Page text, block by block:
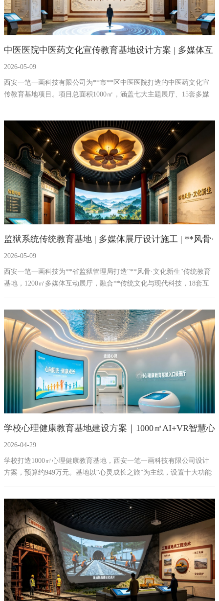
中医医院中医药文化宣传教育基地设计方案 | 多媒体互
动展厅施工公司西安一笔一画
2026-05-09
西安一笔一画科技有限公司为**市**区中医医院打造的中医药文化宣
传教育基地项目。项目总面积1000㎡，涵盖七大主题展厅、15套多媒
体互动设备及220㎡室外百草种植园，以"岐黄薪火·本草**"为主题，构
监狱系统传统教育基地 | 多媒体展厅设计施工 | **风骨·
文化新生
2026-05-09
西安一笔一画科技为**省监狱管理局打造"**风骨·文化新生"传统教育
基地，1200㎡多媒体互动展厅，融合**传统文化与现代科技，18套互
动设备，打造全国监狱教育改造标杆。
学校心理健康教育基地建设方案｜1000㎡AI+VR智慧心
理展厅设计案例-西安一笔一画
2026-04-29
学校打造1000㎡心理健康教育基地，西安一笔一画科技有限公司设计
方案，预算约949万元。基地以“心灵成长之旅”为主线，设置十大功能
分区，配备AI心理测评、VR情绪宣泄、沉浸式冥想球幕等16项多媒体
认知到心理干预的全链条心理健康教育服务，争创省级示范性心理健
康教育中心，体现科技赋能、专业保障与文化特色